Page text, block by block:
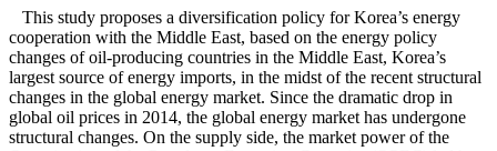
This study proposes a diversification policy for Korea’s energy
cooperation with the Middle East, based on the energy policy
changes of oil-producing countries in the Middle East, Korea’s
largest source of energy imports, in the midst of the recent structural
changes in the global energy market. Since the dramatic drop in
global oil prices in 2014, the global energy market has undergone
structural changes. On the supply side, the market power of the